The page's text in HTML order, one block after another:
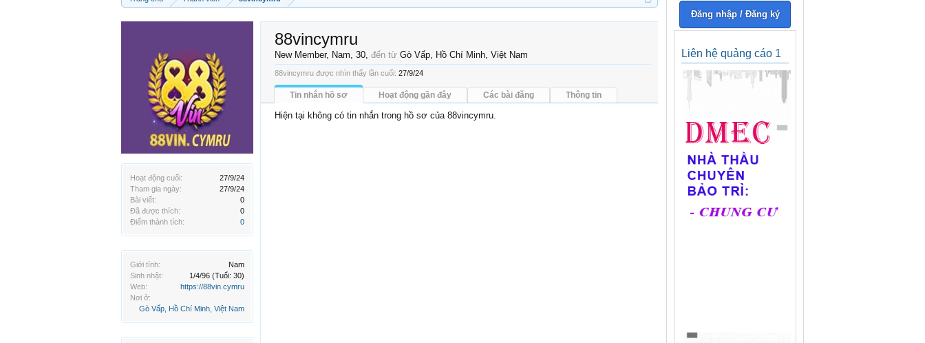
Hoạt động cuối:
27/9/24
Tham gia ngày:
27/9/24
Bài viết:
0
Đã được thích:
0
Điểm thành tích:
0
Giới tính:
Nam
Sinh nhật:
1/4/96 (Tuổi: 30)
Web:
https://88vin.cymru
Nơi ở:
Gò Vấp, Hồ Chí Minh, Việt Nam
88vincymru
New Member, Nam, 30, đến từ Gò Vấp, Hồ Chí Minh, Việt Nam
88vincymru được nhìn thấy lần cuối: 27/9/24
Tin nhắn hồ sơ Hoạt động gần đây Các bài đăng Thông tin
Hiện tại không có tin nhắn trong hồ sơ của 88vincymru.
Đăng nhập / Đăng ký
Liên hệ quảng cáo 1